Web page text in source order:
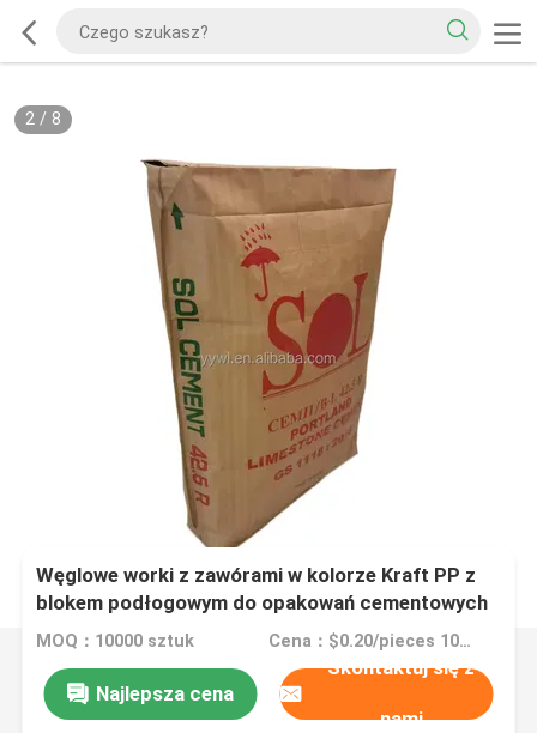
2/ 8
Węglowe worki z zawórami w kolorze Kraft PP z
blokem podłogowym do opakowań cementowych
MOQ：10000 sztuk Cena：$0.20/pieces 10000-49999 pieces
Najlepsza cena
Skontaktuj się z
nami